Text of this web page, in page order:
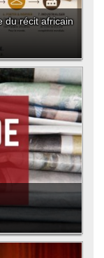
du récit africain